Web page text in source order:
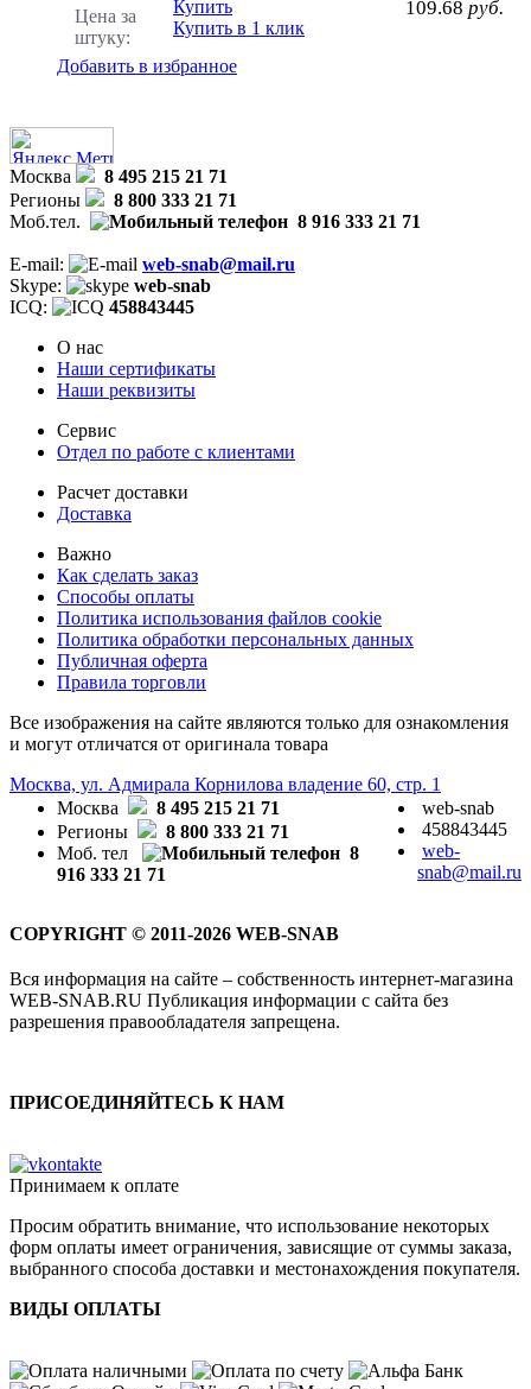
Цена за
штуку:
109.68 руб.
Купить
Купить в 1 клик
Добавить в избранное
Москва
8 495 215 21 71
Регионы
8 800 333 21 71
Моб.тел.
8 916 333 21 71
E-mail:
web-snab@mail.ru
Skype:
web-snab
ICQ:
458843445
О нас
Наши сертификаты
Наши реквизиты
Сервис
Отдел по работе с клиентами
Расчет доставки
Доставка
Важно
Как сделать заказ
Способы оплаты
Политика использования файлов cookie
Политика обработки персональных данных
Публичная оферта
Правила торговли
Все изображения на сайте являются только для ознакомления
и могут отличатся от оригинала товара
Москва, ул. Адмирала Корнилова владение 60, стр. 1
Москва
8 495 215 21 71
Регионы
8 800 333 21 71
Моб. тел
8
916 333 21 71
web-snab
458843445
web-
snab@mail.ru
COPYRIGHT © 2011-2026 WEB-SNAB
Вся информация на сайте – собственность интернет-магазина
WEB-SNAB.RU Публикация информации с сайта без
разрешения правообладателя запрещена.
ПРИСОЕДИНЯЙТЕСЬ К НАМ
Принимаем к оплате
Просим обратить внимание, что использование некоторых
форм оплаты имеет ограничения, зависящие от суммы заказа,
выбранного способа доставки и местонахождения покупателя.
ВИДЫ ОПЛАТЫ